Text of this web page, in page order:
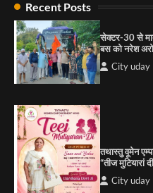
4
1
पारस हेल्थ
कश्मीर तक
आयाम
Recent Posts
सेक्टर-30 से
बस को नरेश
City uday
तथास्तु वूमेन
“तीज मुटियारां
City uday